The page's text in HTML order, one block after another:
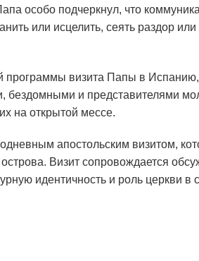
особо подчеркнул, что
или исцелить, сеять раздор
программы визита Папы в
бездомными и представителями
на открытой мессе.
апостольским визитом,
Визит сопровождается
идентичность и роль церкви в